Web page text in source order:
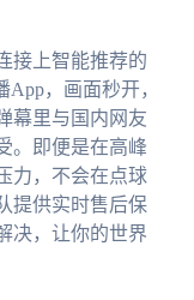
接上智能推荐的
，画面秒开，
幕里与国内网友
。即便是在高峰
力，不会在点球
提供实时售后保
决，让你的世界